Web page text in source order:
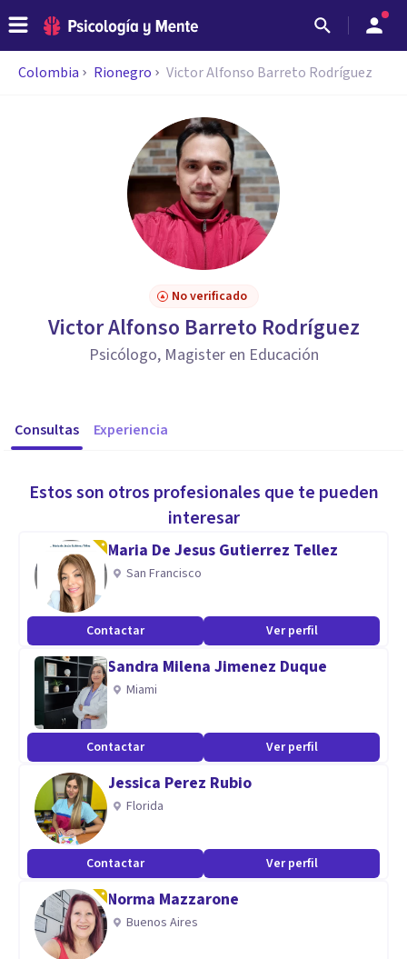
Colombia Rionegro Victor Alfonso Barreto Rodríguez
No verificado
Victor Alfonso Barreto Rodríguez
Psicólogo, Magister en Educación
Consultas Experiencia
Estos son otros profesionales que te pueden
interesar
Maria De Jesus Gutierrez Tellez
San Francisco
Contactar Ver perfil
Sandra Milena Jimenez Duque
Miami
Contactar Ver perfil
Jessica Perez Rubio
Florida
Contactar Ver perfil
Norma Mazzarone
Buenos Aires